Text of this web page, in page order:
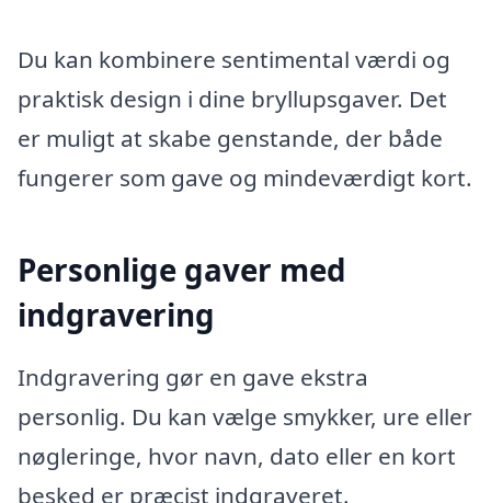
Du kan kombinere sentimental værdi og
praktisk design i dine bryllupsgaver. Det
er muligt at skabe genstande, der både
fungerer som gave og mindeværdigt kort.
Personlige gaver med
indgravering
Indgravering gør en gave ekstra
personlig. Du kan vælge smykker, ure eller
nøgleringe, hvor navn, dato eller en kort
besked er præcist indgraveret.